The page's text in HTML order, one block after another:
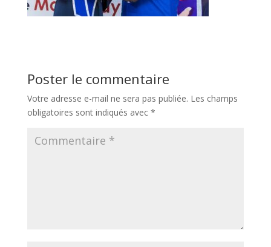
Poster le commentaire
Votre adresse e-mail ne sera pas publiée. Les champs
obligatoires sont indiqués avec *